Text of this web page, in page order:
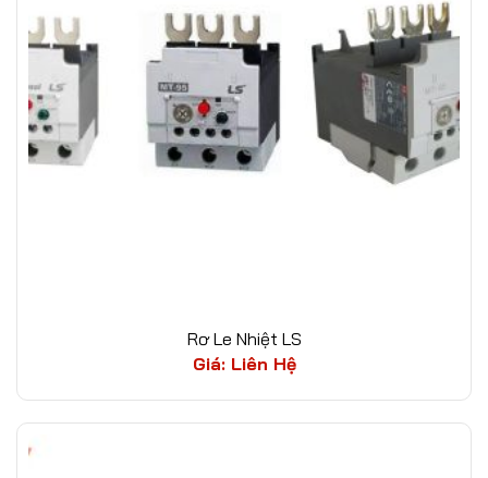
Rơ Le Nhiệt LS
Giá: Liên Hệ